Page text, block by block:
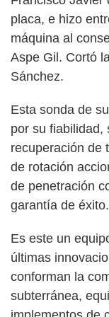
placa, e hizo
máquina al
Aspe Gil. Cortó
Sánchez.
Esta sonda de
por su fiabilidad,
recuperación de
de rotación
de penetración
garantía de éxito.
Es este un
últimas
conforman la
subterránea,